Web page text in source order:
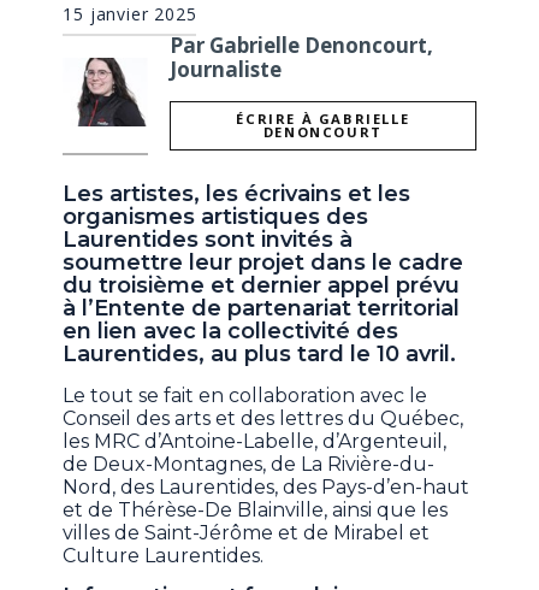
15 janvier 2025
Par Gabrielle Denoncourt,
Journaliste
ÉCRIRE À GABRIELLE
DENONCOURT
Les artistes, les écrivains et les
organismes artistiques des
Laurentides sont invités à
soumettre leur projet dans le cadre
du troisième et dernier appel prévu
à l’Entente de partenariat territorial
en lien avec la collectivité des
Laurentides, au plus tard le 10 avril.
Le tout se fait en collaboration avec le
Conseil des arts et des lettres du Québec,
les MRC d’Antoine-Labelle, d’Argenteuil,
de Deux-Montagnes, de La Rivière-du-
Nord, des Laurentides, des Pays-d’en-haut
et de Thérèse-De Blainville, ainsi que les
villes de Saint-Jérôme et de Mirabel et
Culture Laurentides.